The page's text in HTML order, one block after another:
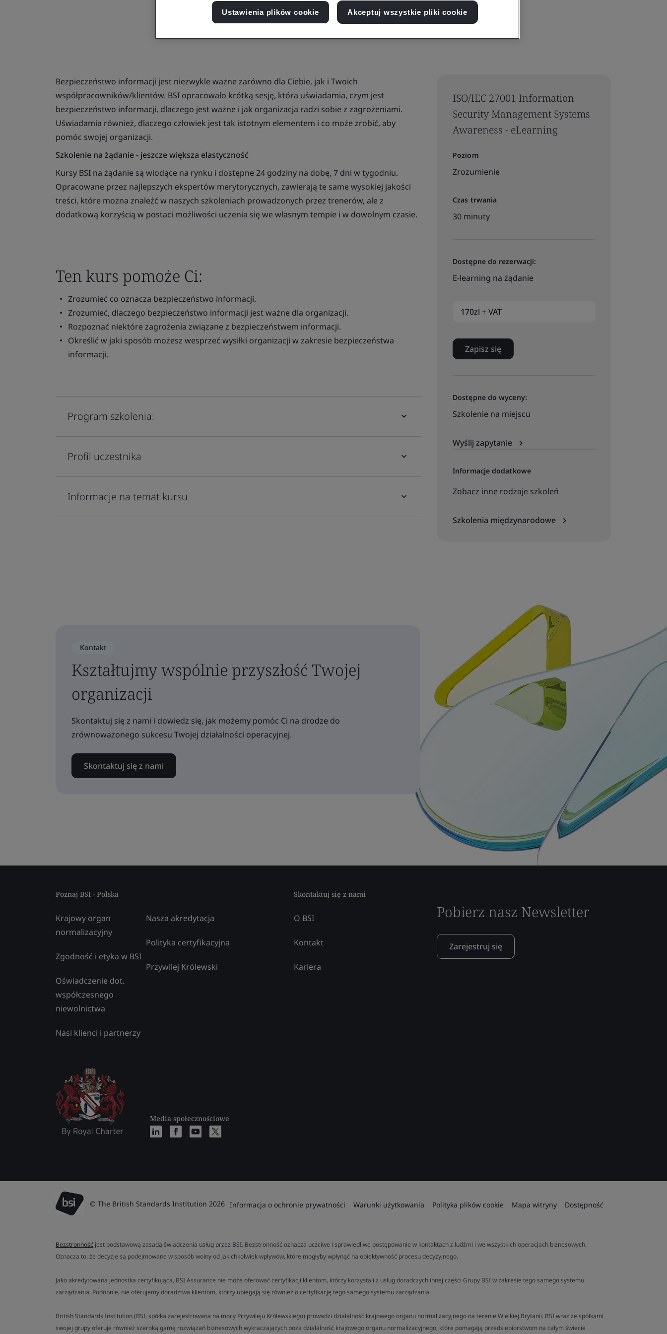
ISO/IEC 27001 Information
Security Management Systems
Awareness - eLearning
Poziom
Zrozumienie
Czas trwania
30 minuty
Dostępne do rezerwacji:
E-learning na żądanie
170zl + VAT
Zapisz się
Dostępne do wyceny:
Szkolenie na miejscu
Wyślij zapytanie
Informacje dodatkowe
Zobacz inne rodzaje szkoleń
Szkolenia międzynarodowe
Bezpieczeństwo informacji jest niezwykle ważne zarówno dla Ciebie, jak i Twoich
współpracowników/klientów. BSI opracowało krótką sesję, która uświadamia, czym jest
bezpieczeństwo informacji, dlaczego jest ważne i jak organizacja radzi sobie z zagrożeniami.
Uświadamia również, dlaczego człowiek jest tak istotnym elementem i co może zrobić, aby
pomóc swojej organizacji.
Szkolenie na żądanie - jeszcze większa elastyczność
Kursy BSI na żądanie są wiodące na rynku i dostępne 24 godziny na dobę, 7 dni w tygodniu.
Opracowane przez najlepszych ekspertów merytorycznych, zawierają te same wysokiej jakości
treści, które można znaleźć w naszych szkoleniach prowadzonych przez trenerów, ale z
dodatkową korzyścią w postaci możliwości uczenia się we własnym tempie i w dowolnym czasie.
Ten kurs pomoże Ci:
Zrozumieć co oznacza bezpieczeństwo informacji.
Zrozumieć, dlaczego bezpieczeństwo informacji jest ważne dla organizacji.
Rozpoznać niektóre zagrożenia związane z bezpieczeństwem informacji.
Określić w jaki sposób możesz wesprzeć wysiłki organizacji w zakresie bezpieczeństwa
informacji.
Program szkolenia:
Profil uczestnika
Informacje na temat kursu
Kontakt
Kształtujmy wspólnie przyszłość Twojej
organizacji
Skontaktuj się z nami i dowiedz się, jak możemy pomóc Ci na drodze do
zrównoważonego sukcesu Twojej działalności operacyjnej.
Skontaktuj się z nami
Poznaj BSI - Polska
Krajowy organ
normalizacyjny
Zgodność i etyka w BSI
Oświadczenie dot.
współczesnego
niewolnictwa
Nasi klienci i partnerzy
Nasza akredytacja
Polityka certyfikacyjna
Przywilej Królewski
Media społecznościowe
Skontaktuj się z nami
O BSI
Kontakt
Kariera
Pobierz nasz Newsletter
Zarejestruj się
© The British Standards Institution 2026 Informacja o ochronie prywatności Warunki użytkowania Polityka plików cookie Mapa witryny Dostępność
Bezstronność jest podstawową zasadą świadczenia usług przez BSI. Bezstronność oznacza uczciwe i sprawiedliwe postępowanie w kontaktach z ludźmi i we wszystkich operacjach biznesowych.
Oznacza to, że decyzje są podejmowane w sposób wolny od jakichkolwiek wpływów, które mogłyby wpłynąć na obiektywność procesu decyzyjnego.
Jako akredytowana jednostka certyfikująca, BSI Assurance nie może oferować certyfikacji klientom, którzy korzystali z usług doradczych innej części Grupy BSI w zakresie tego samego systemu
zarządzania. Podobnie, nie oferujemy doradztwa klientom, którzy ubiegają się również o certyfikację tego samego systemu zarządzania.
British Standards Institution (BSI, spółka zarejestrowana na mocy Przywileju Królewskiego) prowadzi działalność krajowego organu normalizacyjnego na terenie Wielkiej Brytanii. BSI wraz ze spółkami
swojej grupy oferuje również szeroką gamę rozwiązań biznesowych wykraczających poza działalność krajowego organu normalizacyjnego, które pomagają przedsiębiorstwom na całym świecie
Ustawienia plików cookie Akceptuj wszystkie pliki cookie